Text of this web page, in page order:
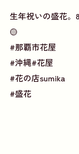
生年祝いの盛花。
🟡
#那覇市花屋
#沖縄#花屋
#花の店sumika
#盛花